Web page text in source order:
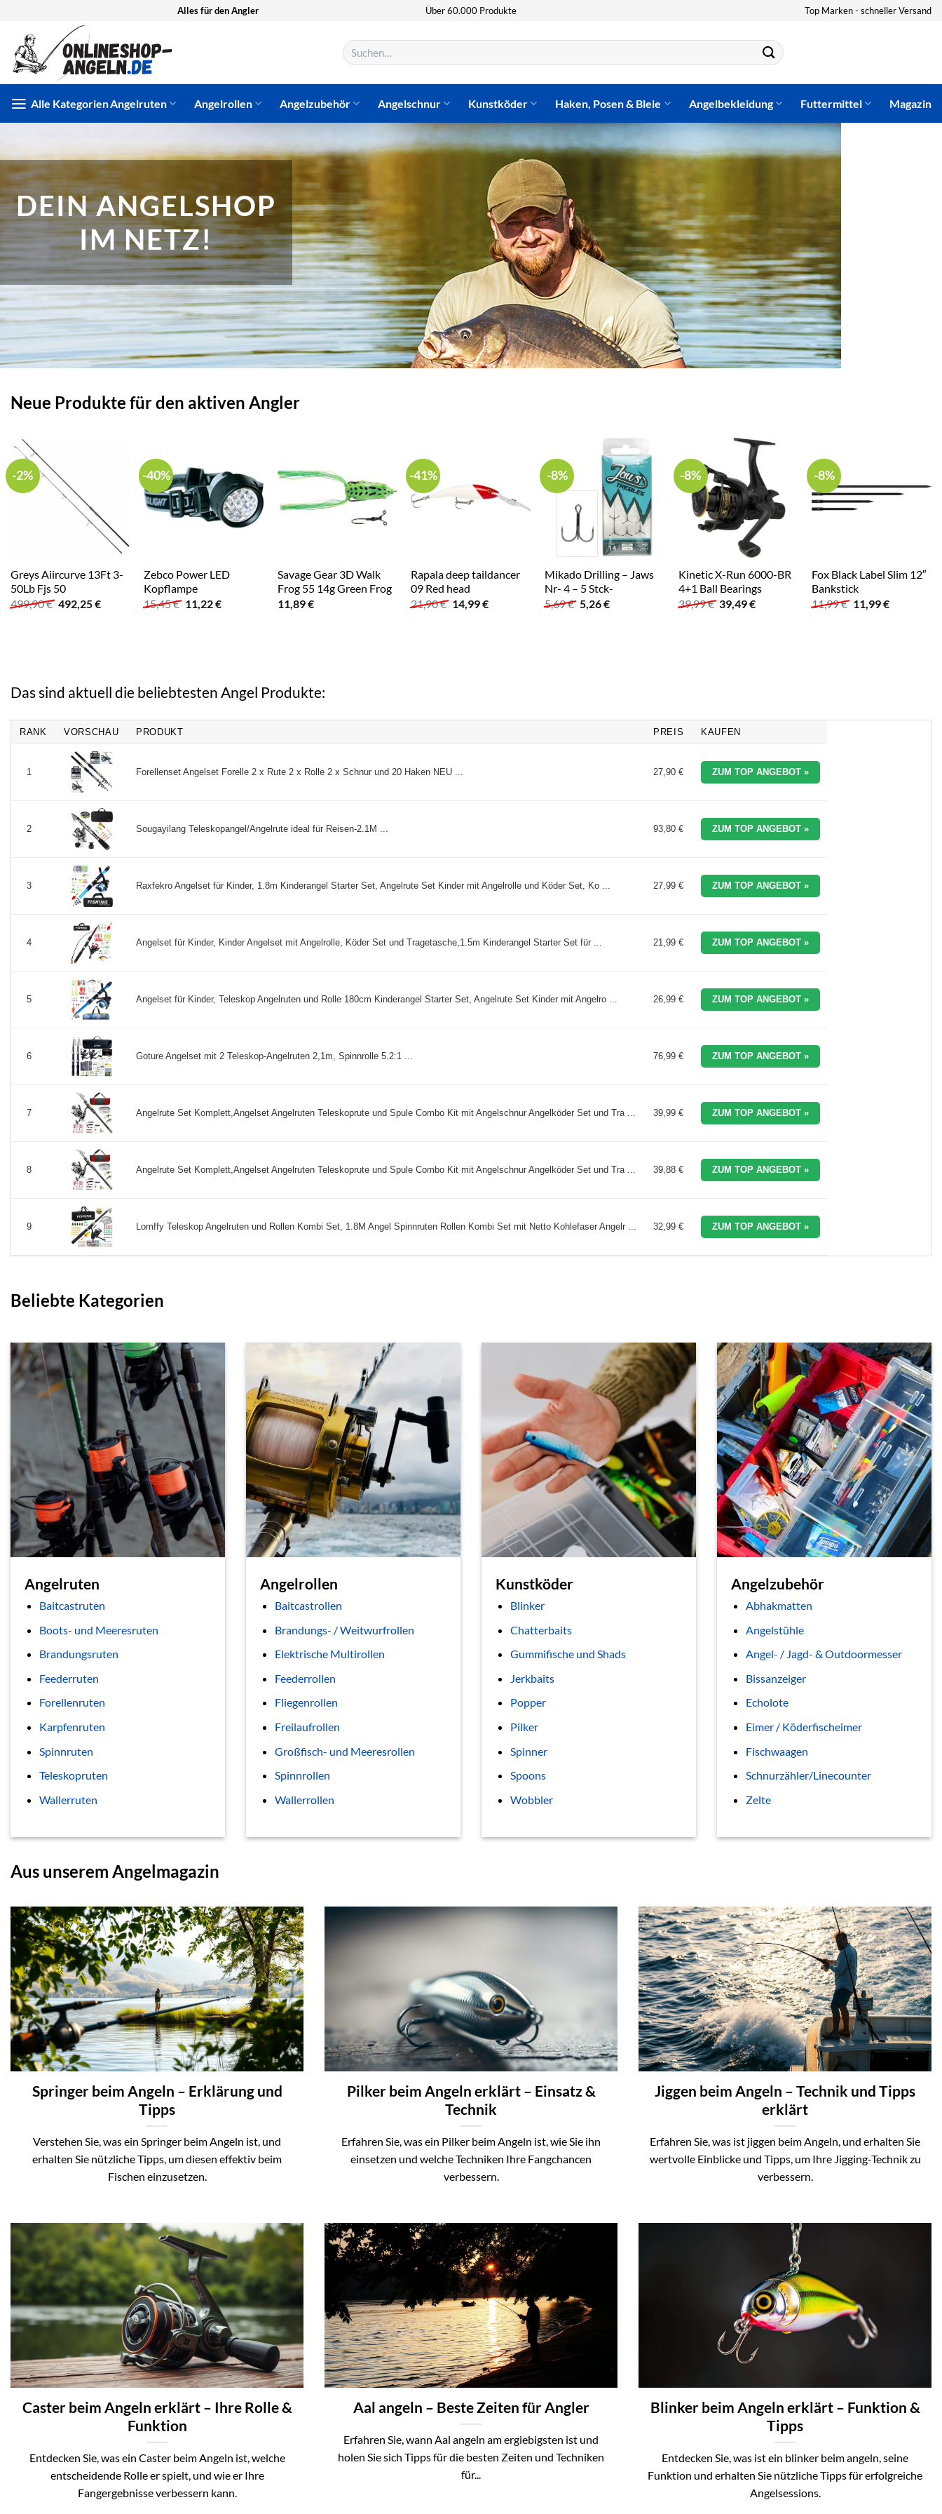
springen
Alles für den Angler Über 60.000 Produkte Top Marken - schneller Versand
Suchen
nach:
Alle KategorienAngelruten Angelrollen Angelzubehör Angelschnur Kunstköder Haken, Posen & Bleie Angelbekleidung Futtermittel Magazin
DEIN ANGELSHOP
IM NETZ!
Neue Produkte für den aktiven Angler
-2%
Greys Aiircurve 13Ft 3-
50Lb Fjs 50
499,90€ Ursprünglicher
Preis
492,25€Aktueller
-40%
Zebco Power LED
Kopflampe
15,45€ Ursprünglicher
Preis
11,22€Aktueller
Savage Gear 3D Walk
Frog 55 14g Green Frog
11,89€
-41%
Rapala deep taildancer
09 Red head
21,90€ Ursprünglicher
Preis
14,99€Aktueller
-8%
Mikado Drilling – Jaws
Nr- 4 – 5 Stck-
5,69€ Ursprünglicher
Preis
5,26€Aktueller
-8%
Kinetic X-Run 6000-BR
4+1 Ball Bearings
39,99€ Ursprünglicher
Preis
39,49€Aktueller
-8%
Fox Black Label Slim 12″
Bankstick
11,99€ Ursprünglicher
Preis
11,99€Aktueller
Das sind aktuell die beliebtesten Angel Produkte:
RANK VORSCHAU PRODUKT PREIS KAUFEN
1 Forellenset Angelset Forelle 2 x Rute 2 x Rolle 2 x Schnur und 20 Haken NEU ... 27,90 € ZUM TOP ANGEBOT »
2 Sougayilang Teleskopangel/Angelrute ideal für Reisen-2.1M ... 93,80 € ZUM TOP ANGEBOT »
3 Raxfekro Angelset für Kinder, 1.8m Kinderangel Starter Set, Angelrute Set Kinder mit Angelrolle und Köder Set, Ko ... 27,99 € ZUM TOP ANGEBOT »
4 Angelset für Kinder, Kinder Angelset mit Angelrolle, Köder Set und Tragetasche,1.5m Kinderangel Starter Set für ... 21,99 € ZUM TOP ANGEBOT »
5 Angelset für Kinder, Teleskop Angelruten und Rolle 180cm Kinderangel Starter Set, Angelrute Set Kinder mit Angelro ... 26,99 € ZUM TOP ANGEBOT »
6 Goture Angelset mit 2 Teleskop-Angelruten 2,1m, Spinnrolle 5.2:1 ... 76,99 € ZUM TOP ANGEBOT »
7 Angelrute Set Komplett,Angelset Angelruten Teleskoprute und Spule Combo Kit mit Angelschnur Angelköder Set und Tra ... 39,99 € ZUM TOP ANGEBOT »
8 Angelrute Set Komplett,Angelset Angelruten Teleskoprute und Spule Combo Kit mit Angelschnur Angelköder Set und Tra ... 39,88 € ZUM TOP ANGEBOT »
9 Lomffy Teleskop Angelruten und Rollen Kombi Set, 1.8M Angel Spinnruten Rollen Kombi Set mit Netto Kohlefaser Angelr ... 32,99 € ZUM TOP ANGEBOT »
Beliebte Kategorien
Angelruten
Baitcastruten
Boots- und Meeresruten
Brandungsruten
Feederruten
Forellenruten
Karpfenruten
Spinnruten
Teleskopruten
Wallerruten
Angelrollen
Baitcastrollen
Brandungs- / Weitwurfrollen
Elektrische Multirollen
Feederrollen
Fliegenrollen
Freilaufrollen
Großfisch- und Meeresrollen
Spinnrollen
Wallerrollen
Kunstköder
Blinker
Chatterbaits
Gummifische und Shads
Jerkbaits
Popper
Pilker
Spinner
Spoons
Wobbler
Angelzubehör
Abhakmatten
Angelstühle
Angel- / Jagd- & Outdoormesser
Bissanzeiger
Echolote
Eimer / Köderfischeimer
Fischwaagen
Schnurzähler/Linecounter
Zelte
Aus unserem Angelmagazin
Springer beim Angeln – Erklärung und
Tipps
Verstehen Sie, was ein Springer beim Angeln ist, und
erhalten Sie nützliche Tipps, um diesen effektiv beim
Fischen einzusetzen.
Pilker beim Angeln erklärt – Einsatz &
Technik
Erfahren Sie, was ein Pilker beim Angeln ist, wie Sie ihn
einsetzen und welche Techniken Ihre Fangchancen
verbessern.
Jiggen beim Angeln – Technik und Tipps
erklärt
Erfahren Sie, was ist jiggen beim Angeln, und erhalten Sie
wertvolle Einblicke und Tipps, um Ihre Jigging-Technik zu
verbessern.
Caster beim Angeln erklärt – Ihre Rolle &
Funktion
Entdecken Sie, was ein Caster beim Angeln ist, welche
entscheidende Rolle er spielt, und wie er Ihre
Fangergebnisse verbessern kann.
Aal angeln – Beste Zeiten für Angler
Erfahren Sie, wann Aal angeln am ergiebigsten ist und
holen Sie sich Tipps für die besten Zeiten und Techniken
für...
Blinker beim Angeln erklärt – Funktion &
Tipps
Entdecken Sie, was ist ein blinker beim angeln, seine
Funktion und erhalten Sie nützliche Tipps für erfolgreiche
Angelsessions.